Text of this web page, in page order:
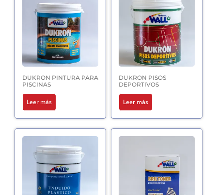
DUKRON PINTURA PARA
PISCINAS
Leer más
DUKRON PISOS
DEPORTIVOS
Leer más